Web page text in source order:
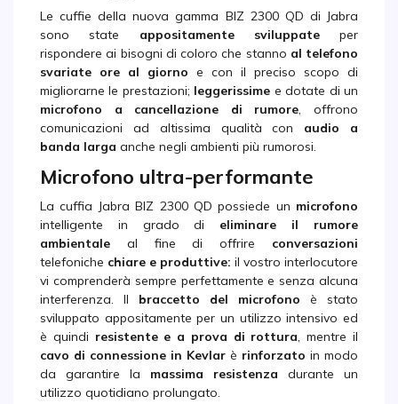
Le cuffie della nuova gamma BIZ 2300 QD di Jabra
sono state appositamentesviluppateper
rispondere ai bisogni di coloro che stanno al telefono
svariate ore al giorno e con il preciso scopo di
migliorarne le prestazioni; leggerissime e dotate di un
microfono a cancellazione di rumore , offrono
comunicazioni ad altissima qualità con audio a
banda larga anche negli ambienti più rumorosi.
Microfono ultra-performante
La cuffia Jabra BIZ 2300 QD possiede un microfono
intelligente in grado di eliminare il rumore
ambientale al fine di offrire conversazioni
telefoniche chiare e produttive: il vostro interlocutore
vi comprenderà sempre perfettamente e senza alcuna
interferenza. Il braccetto del microfono è stato
sviluppato appositamente per un utilizzo intensivo ed
è quindi resistente e a prova di rottura , mentre il
cavo di connessione in Kevlar è rinforzato in modo
da garantire la massima resistenza durante un
utilizzo quotidiano prolungato.